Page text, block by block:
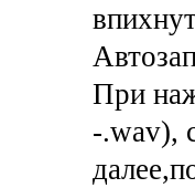
При
-.wav),